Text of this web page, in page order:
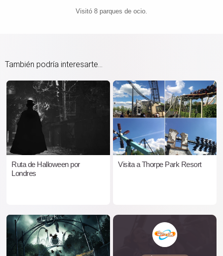
Visitó 8 parques de ocio.
También podría interesarte...
Ruta de Halloween por
Londres
Visita a Thorpe Park Resort